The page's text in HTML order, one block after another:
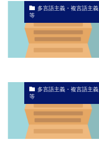
多言語主義・複言語主義
等
多言語主義・複言語主義
等